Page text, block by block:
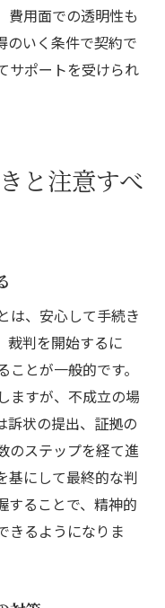
費用面での透明性も
のいく条件で契約で
サポートを受けられ
と注意すべ
は、安心して手続き
裁判を開始するに
とが一般的です。
ますが、不成立の場
訴状の提出、証拠の
のステップを経て進
基にして最終的な判
することで、精神的
きるようになりま